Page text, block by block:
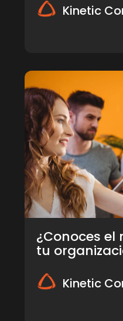
Kinetic
¿Conoces el
tu
Kinetic